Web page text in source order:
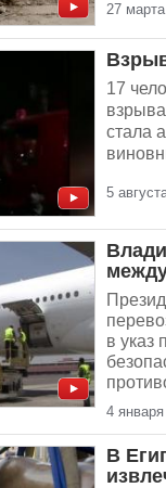
27
17
стала
5
в указ
4
В